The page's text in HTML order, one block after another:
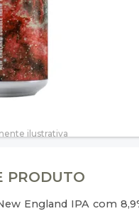
PRODUTO
England IPA com